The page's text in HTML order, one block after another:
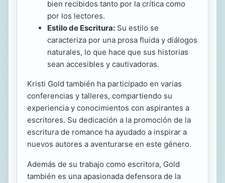
bien recibidos tanto por la crítica como
por los lectores.
Estilo de Escritura: Su estilo se
caracteriza por una prosa fluida y diálogos
naturales, lo que hace que sus historias
sean accesibles y cautivadoras.
Kristi Gold también ha participado en varias
conferencias y talleres, compartiendo su
experiencia y conocimientos con aspirantes a
escritores. Su dedicación a la promoción de la
escritura de romance ha ayudado a inspirar a
nuevos autores a aventurarse en este género.
Además de su trabajo como escritora, Gold
también es una apasionada defensora de la